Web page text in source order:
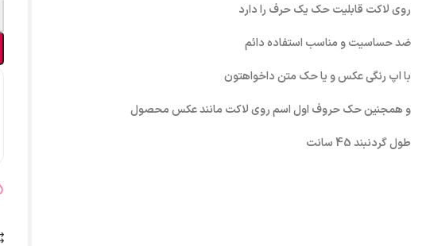
روی لاکت قابلیت حک یک حرف را دارد
ضد حساسیت و مناسب استفاده دائم
با اپ رنگی عکس و یا حک متن داخواهتون
و همجنین حک حروف اول اسم روی لاکت مانند عکس محصول
طول گردنبند 45 سانت